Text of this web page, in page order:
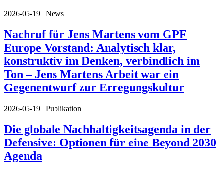
2026-05-19 | News
Nachruf für Jens Martens vom GPF
Europe Vorstand: Analytisch klar,
konstruktiv im Denken, verbindlich im
Ton – Jens Martens Arbeit war ein
Gegenentwurf zur Erregungskultur
2026-05-19 | Publikation
Die globale Nachhaltigkeitsagenda in der
Defensive: Optionen für eine Beyond 2030
Agenda